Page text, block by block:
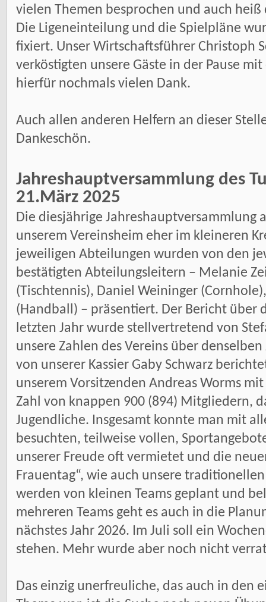
vielen Themen besprochen und auch
Die Ligeneinteilung und die Spielpläne
fixiert. Unser Wirtschaftsführer Christoph
verköstigten unsere Gäste in der Pause
hierfür nochmals vielen Dank.
Auch allen anderen Helfern an dieser
Dankeschön.
Jahreshauptversammlung des
21.März 2025
Die diesjährige Jahreshauptversammlung
unserem Vereinsheim eher im kleineren
jeweiligen Abteilungen wurden von den
bestätigten Abteilungsleitern – Melanie
(Tischtennis), Daniel Weininger
(Handball) – präsentiert. Der Bericht über
letzten Jahr wurde stellvertretend von
unsere Zahlen des Vereins über
von unserer Kassier Gaby Schwarz
unserem Vorsitzenden Andreas Worms
Zahl von knappen 900 (894) Mitgliedern,
Jugendliche. Insgesamt konnte man mit
besuchten, teilweise vollen,
unserer Freude oft vermietet und die
Frauentag“, wie auch unsere
werden von kleinen Teams geplant und
mehreren Teams geht es auch in die
nächstes Jahr 2026. Im Juli soll ein
stehen. Mehr wurde aber noch nicht
Das einzig unerfreuliche, das auch in den